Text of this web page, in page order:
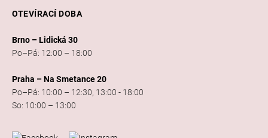
OTEVÍRACÍ DOBA
Brno – Lidická 30
Po–Pá: 12:00 – 18:00
Praha – Na Smetance 20
Po–Pá: 10:00 – 12:30, 13:00 - 18:00
So: 10:00 – 13:00